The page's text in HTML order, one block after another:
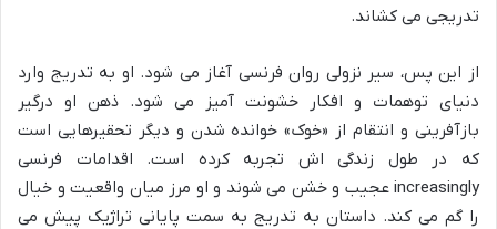
تدریجی می کشاند.
از این پس، سیر نزولی روان فرنسی آغاز می شود. او به تدریج وارد
دنیای توهمات و افکار خشونت آمیز می شود. ذهن او درگیر
بازآفرینی و انتقام از «خوک» خوانده شدن و دیگر تحقیرهایی است
که در طول زندگی اش تجربه کرده است. اقدامات فرنسی
increasingly عجیب و خشن می شوند و او مرز میان واقعیت و خیال
را گم می کند. داستان به تدریج به سمت پایانی تراژیک پیش می